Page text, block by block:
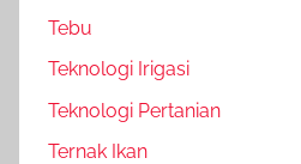
Tebu
Teknologi Irigasi
Teknologi Pertanian
Ternak Ikan